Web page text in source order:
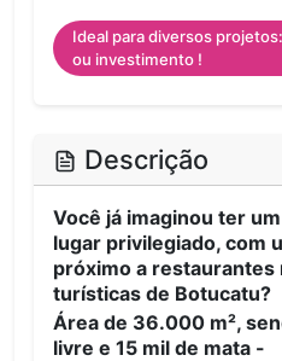
Ideal para diversos
ou investimento !
Descrição
Você já imaginou ter
lugar privilegiado, com
próximo a restaurantes
turísticas de Botucatu?
Área de 36.000 m²,
livre e 15 mil de mata -